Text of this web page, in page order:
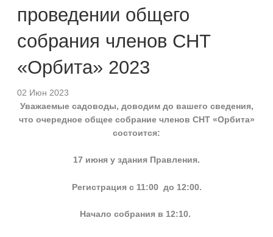
проведении общего
собрания членов СНТ
«Орбита» 2023
02 Июн 2023
Уважаемые садоводы, доводим до вашего сведения,
что очередное общее собрание членов СНТ «Орбита»
состоится:
17 июня у здания Правления.
Регистрация с 11:00 до 12:00.
Начало собрания в 12:10.